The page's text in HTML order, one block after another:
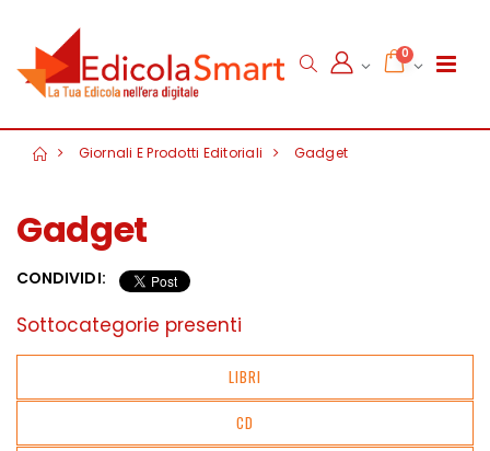
0
Giornali E Prodotti Editoriali Gadget
Gadget
CONDIVIDI:
Sottocategorie presenti
LIBRI
CD